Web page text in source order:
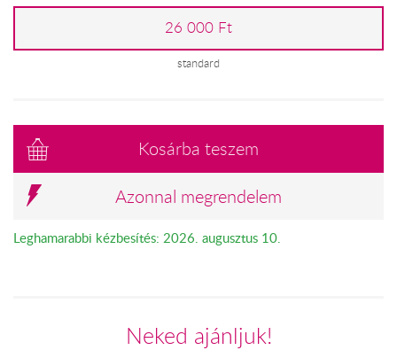
26 000 Ft
standard
Kosárba teszem
Azonnal megrendelem
Leghamarabbi kézbesítés: 2026. augusztus 10.
Neked ajánljuk!